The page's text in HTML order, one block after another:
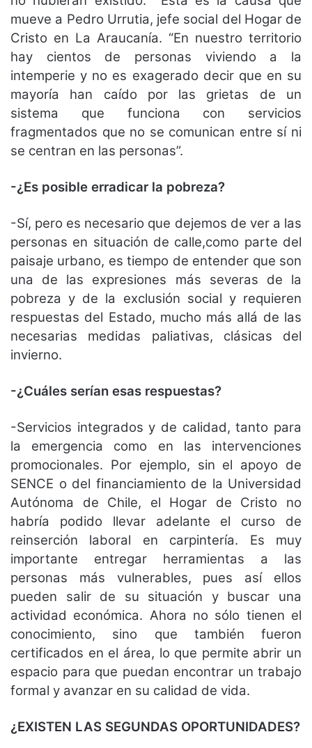
mueve a Pedro Urrutia, jefe social del Hogar de
Cristo en La Araucanía. “En nuestro territorio
hay cientos de personas viviendo a la
intemperie y no es exagerado decir que en su
mayoría han caído por las grietas de un
sistema que funciona con servicios
fragmentados que no se comunican entre sí ni
se centran en las personas”.
-¿Es posible erradicar la pobreza?
-Sí, pero es necesario que dejemos de ver a las
personas en situación de calle,como parte del
paisaje urbano, es tiempo de entender que son
una de las expresiones más severas de la
pobreza y de la exclusión social y requieren
respuestas del Estado, mucho más allá de las
necesarias medidas paliativas, clásicas del
invierno.
-¿Cuáles serían esas respuestas?
-Servicios integrados y de calidad, tanto para
la emergencia como en las intervenciones
promocionales. Por ejemplo, sin el apoyo de
SENCE o del financiamiento de la Universidad
Autónoma de Chile, el Hogar de Cristo no
habría podido llevar adelante el curso de
reinserción laboral en carpintería. Es muy
importante entregar herramientas a las
personas más vulnerables, pues así ellos
pueden salir de su situación y buscar una
actividad económica. Ahora no sólo tienen el
conocimiento, sino que también fueron
certificados en el área, lo que permite abrir un
espacio para que puedan encontrar un trabajo
formal y avanzar en su calidad de vida.
¿EXISTEN LAS SEGUNDAS OPORTUNIDADES?